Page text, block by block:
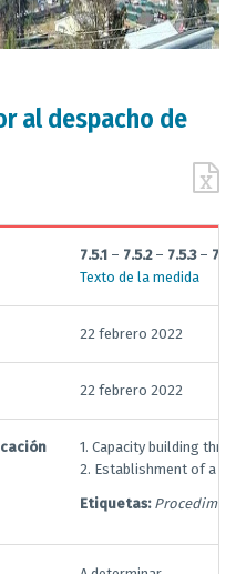
al despacho de
7.5.1 – 7.5.2– 7.5.3–
Texto de la medida
22 febrero 2022
22 febrero 2022
1. Capacity building
2. Establishment of a
Etiquetas: